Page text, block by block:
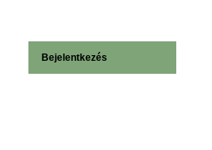
Bejelentkezés